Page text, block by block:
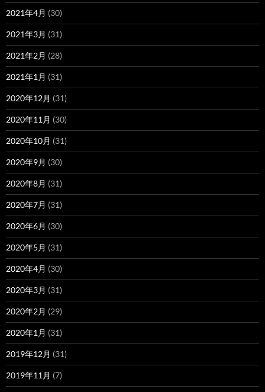
2021年4月 (30)
2021年3月 (31)
2021年2月 (28)
2021年1月 (31)
2020年12月 (31)
2020年11月 (30)
2020年10月 (31)
2020年9月 (30)
2020年8月 (31)
2020年7月 (31)
2020年6月 (30)
2020年5月 (31)
2020年4月 (30)
2020年3月 (31)
2020年2月 (29)
2020年1月 (31)
2019年12月 (31)
2019年11月 (7)